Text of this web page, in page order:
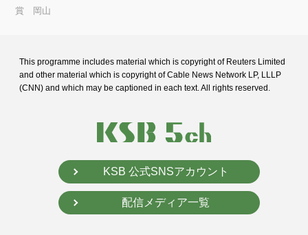
賞 岡山
This programme includes material which is copyright of Reuters Limited
and other material which is copyright of Cable News Network LP, LLLP
(CNN) and which may be captioned in each text. All rights reserved.
KSB 公式SNSアカウント
配信メディア一覧